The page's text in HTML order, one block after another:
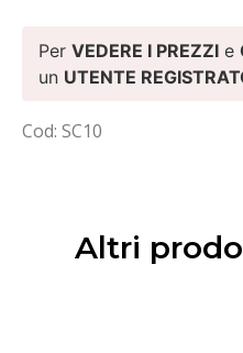
Per VEDERE I PREZZI e
un UTENTE
Cod: SC10
Altri